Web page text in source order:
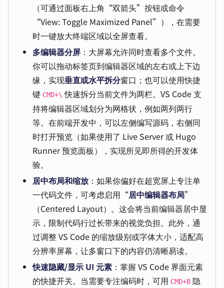
（可通过面板右上角“双箭头”按钮或命令
“View: Toggle Maximized Panel”），在需要
时一键放大终端区域以全屏查看。
多编辑器分屏 ：大屏幕允许同时查看多个文件。
你可以拖动标签页到编辑器区域的左右或上下边
缘，实现垂直或水平拆分窗口；也可以使用快捷
键 CMD+\ 快速拆分当前文件为两栏。VS Code 支
持将编辑器区域划分为网格状，例如两列两行
等。在前端开发中，可以左侧编写源码，右侧同
时打开预览（如果使用了 Live Server 或 Hugo
Runner 预览面板），实现所见即所得的开发体
验。
居中布局和缩放 ：如果你偏好在超宽屏上专注单
一代码文件，可考虑启用“居中编辑器布局”
（Centered Layout）。这会将当前编辑器居中显
示，限制代码行过长带来的视觉负担。此外，通
过调整 VS Code 的缩放级别或字体大小，适配高
分辨率屏幕，让多窗口下的内容仍清晰易读。
快速隐藏/显示 UI 元素 ：掌握 VS Code 界面元素
的快捷开关。当需要专注编码时，可用 CMD+B 隐